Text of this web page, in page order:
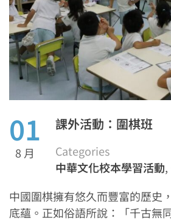
01
8 月
課外活動：圍棋班
Categories
中華文化校本學習活動,
中國圍棋擁有悠久而豐富的歷史
底蘊。正如俗語所說：「千古無